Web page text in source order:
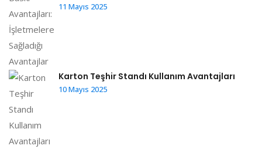
11 Mayıs 2025
Karton Teşhir Standı Kullanım Avantajları
10 Mayıs 2025